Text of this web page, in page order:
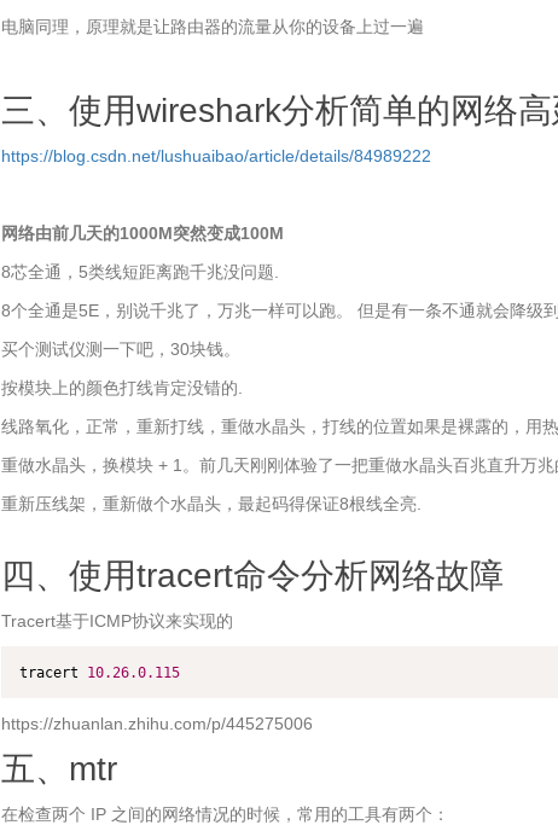
电脑同理，原理就是让路由器的流量从你的设备上过一遍
三、使用wireshark分析简单的网络
https://blog.csdn.net/lushuaibao/article/details/84989222
网络由前几天的1000M突然变成100M
8芯全通，5类线短距离跑千兆没问题.
8个全通是5E，别说千兆了，万兆一样可以跑。 但是有一条不通就会降级
买个测试仪测一下吧，30块钱。
按模块上的颜色打线肯定没错的.
线路氧化，正常，重新打线，重做水晶头，打线的位置如果是裸露的，用
重做水晶头，换模块 + 1。前几天刚刚体验了一把重做水晶头百兆直升万兆
重新压线架，重新做个水晶头，最起码得保证8根线全亮.
四、使用tracert命令分析网络故障
Tracert基于ICMP协议来实现的
tracert 10.26.0.115
https://zhuanlan.zhihu.com/p/445275006
五、mtr
在检查两个 IP 之间的网络情况的时候，常用的工具有两个：